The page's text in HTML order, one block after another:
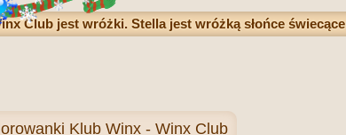
Club jest wróżki. Stella jest wróżką słońce świecące
Klub Winx - Winx Club